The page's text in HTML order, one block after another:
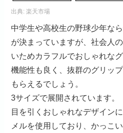
出典:楽天市場
中学生や高校生の野球少年な
が決まっていますが、社会人
いためカラフルでおしゃれな
機能性も良く、抜群のグリッ
もらえるでしょう。
3サイズで展開されています。
目を引くおしゃれなデザイン
メルを使用しており、かっこ